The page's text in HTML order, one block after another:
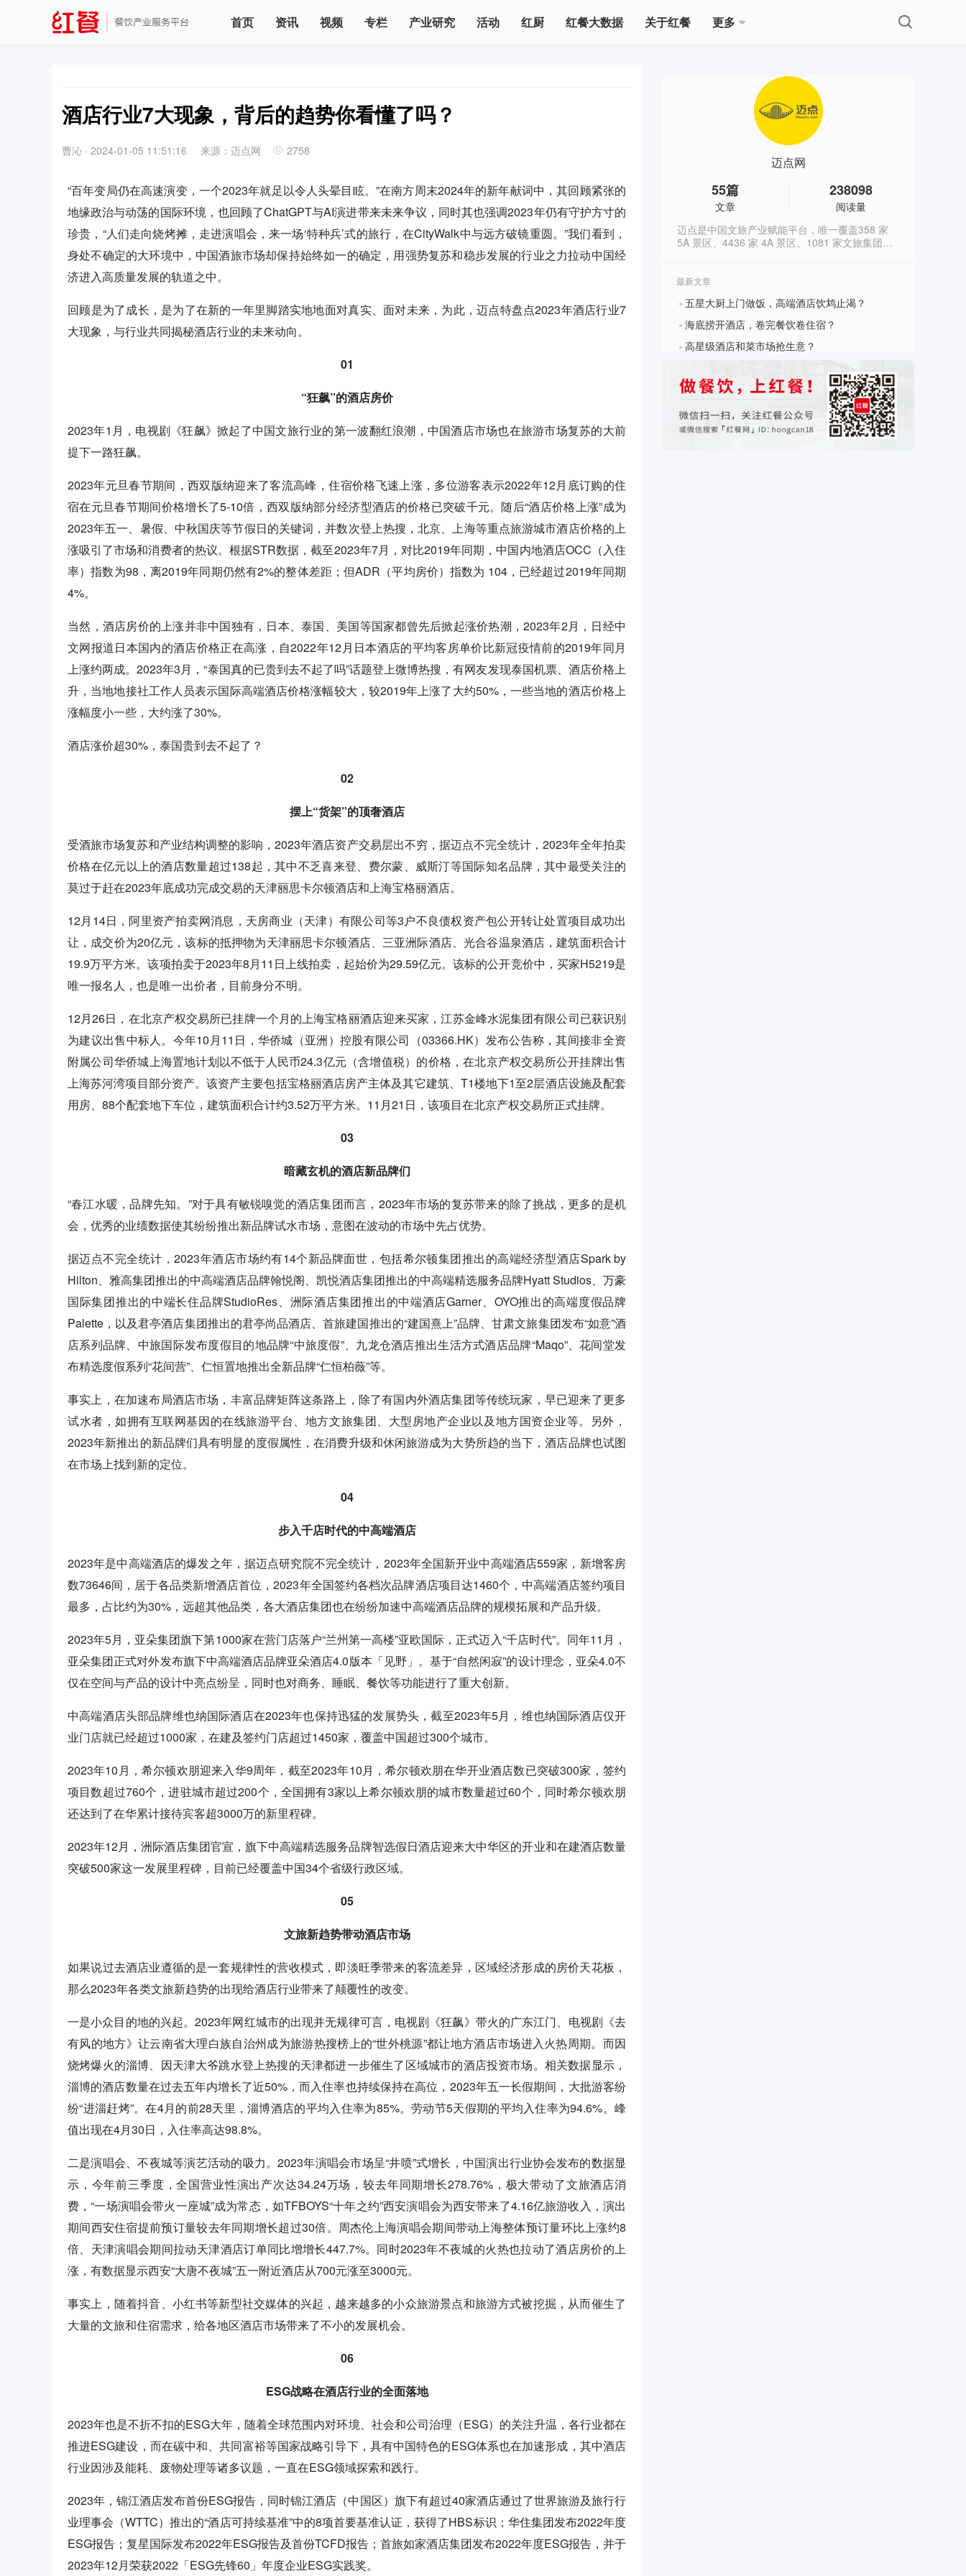
首页 资讯 视频 专栏 产业研究 活动 红厨 红餐大数据 关于红餐 更多
酒店行业7大现象，背后的趋势你看懂了吗？
曹沁 · 2024-01-05 11:51:16 来源：迈点网 2758
“百年变局仍在高速演变，一个2023年就足以令人头晕目眩。”在南方周末2024年的新年献词中，其回顾紧张的
地缘政治与动荡的国际环境，也回顾了ChatGPT与AI演进带来未来争议，同时其也强调2023年仍有守护方寸的
珍贵，“人们走向烧烤摊，走进演唱会，来一场‘特种兵’式的旅行，在CityWalk中与远方破镜重圆。”我们看到，
身处不确定的大环境中，中国酒旅市场却保持始终如一的确定，用强势复苏和稳步发展的行业之力拉动中国经
济进入高质量发展的轨道之中。
回顾是为了成长，是为了在新的一年里脚踏实地地面对真实、面对未来，为此，迈点特盘点2023年酒店行业7
大现象，与行业共同揭秘酒店行业的未来动向。
01
“狂飙”的酒店房价
2023年1月，电视剧《狂飙》掀起了中国文旅行业的第一波翻红浪潮，中国酒店市场也在旅游市场复苏的大前
提下一路狂飙。
2023年元旦春节期间，西双版纳迎来了客流高峰，住宿价格飞速上涨，多位游客表示2022年12月底订购的住
宿在元旦春节期间价格增长了5-10倍，西双版纳部分经济型酒店的价格已突破千元。随后“酒店价格上涨”成为
2023年五一、暑假、中秋国庆等节假日的关键词，并数次登上热搜，北京、上海等重点旅游城市酒店价格的上
涨吸引了市场和消费者的热议。根据STR数据，截至2023年7月，对比2019年同期，中国内地酒店OCC（入住
率）指数为98，离2019年同期仍然有2%的整体差距；但ADR（平均房价）指数为 104，已经超过2019年同期
4%。
当然，酒店房价的上涨并非中国独有，日本、泰国、美国等国家都曾先后掀起涨价热潮，2023年2月，日经中
文网报道日本国内的酒店价格正在高涨，自2022年12月日本酒店的平均客房单价比新冠疫情前的2019年同月
上涨约两成。2023年3月，“泰国真的已贵到去不起了吗”话题登上微博热搜，有网友发现泰国机票、酒店价格上
升，当地地接社工作人员表示国际高端酒店价格涨幅较大，较2019年上涨了大约50%，一些当地的酒店价格上
涨幅度小一些，大约涨了30%。
酒店涨价超30%，泰国贵到去不起了？
02
摆上“货架”的顶奢酒店
受酒旅市场复苏和产业结构调整的影响，2023年酒店资产交易层出不穷，据迈点不完全统计，2023年全年拍卖
价格在亿元以上的酒店数量超过138起，其中不乏喜来登、费尔蒙、威斯汀等国际知名品牌，其中最受关注的
莫过于赶在2023年底成功完成交易的天津丽思卡尔顿酒店和上海宝格丽酒店。
12月14日，阿里资产拍卖网消息，天房商业（天津）有限公司等3户不良债权资产包公开转让处置项目成功出
让，成交价为20亿元，该标的抵押物为天津丽思卡尔顿酒店、三亚洲际酒店、光合谷温泉酒店，建筑面积合计
19.9万平方米。该项拍卖于2023年8月11日上线拍卖，起始价为29.59亿元。该标的公开竞价中，买家H5219是
唯一报名人，也是唯一出价者，目前身分不明。
12月26日，在北京产权交易所已挂牌一个月的上海宝格丽酒店迎来买家，江苏金峰水泥集团有限公司已获识别
为建议出售中标人。今年10月11日，华侨城（亚洲）控股有限公司（03366.HK）发布公告称，其间接非全资
附属公司华侨城上海置地计划以不低于人民币24.3亿元（含增值税）的价格，在北京产权交易所公开挂牌出售
上海苏河湾项目部分资产。该资产主要包括宝格丽酒店房产主体及其它建筑、T1楼地下1至2层酒店设施及配套
用房、88个配套地下车位，建筑面积合计约3.52万平方米。11月21日，该项目在北京产权交易所正式挂牌。
03
暗藏玄机的酒店新品牌们
“春江水暖，品牌先知。”对于具有敏锐嗅觉的酒店集团而言，2023年市场的复苏带来的除了挑战，更多的是机
会，优秀的业绩数据使其纷纷推出新品牌试水市场，意图在波动的市场中先占优势。
据迈点不完全统计，2023年酒店市场约有14个新品牌面世，包括希尔顿集团推出的高端经济型酒店Spark by
Hilton、雅高集团推出的中高端酒店品牌翰悦阁、凯悦酒店集团推出的中高端精选服务品牌Hyatt Studios、万豪
国际集团推出的中端长住品牌StudioRes、洲际酒店集团推出的中端酒店Garner、OYO推出的高端度假品牌
Palette，以及君亭酒店集团推出的君亭尚品酒店、首旅建国推出的“建国熹上”品牌、甘肃文旅集团发布“如意”酒
店系列品牌、中旅国际发布度假目的地品牌“中旅度假”、九龙仓酒店推出生活方式酒店品牌“Maqo”、花间堂发
布精选度假系列“花间营”、仁恒置地推出全新品牌“仁恒柏薇”等。
事实上，在加速布局酒店市场，丰富品牌矩阵这条路上，除了有国内外酒店集团等传统玩家，早已迎来了更多
试水者，如拥有互联网基因的在线旅游平台、地方文旅集团、大型房地产企业以及地方国资企业等。另外，
2023年新推出的新品牌们具有明显的度假属性，在消费升级和休闲旅游成为大势所趋的当下，酒店品牌也试图
在市场上找到新的定位。
04
步入千店时代的中高端酒店
2023年是中高端酒店的爆发之年，据迈点研究院不完全统计，2023年全国新开业中高端酒店559家，新增客房
数73646间，居于各品类新增酒店首位，2023年全国签约各档次品牌酒店项目达1460个，中高端酒店签约项目
最多，占比约为30%，远超其他品类，各大酒店集团也在纷纷加速中高端酒店品牌的规模拓展和产品升级。
2023年5月，亚朵集团旗下第1000家在营门店落户“兰州第一高楼”亚欧国际，正式迈入“千店时代”。同年11月，
亚朵集团正式对外发布旗下中高端酒店品牌亚朵酒店4.0版本「见野」。基于“自然闲寂”的设计理念，亚朵4.0不
仅在空间与产品的设计中亮点纷呈，同时也对商务、睡眠、餐饮等功能进行了重大创新。
中高端酒店头部品牌维也纳国际酒店在2023年也保持迅猛的发展势头，截至2023年5月，维也纳国际酒店仅开
业门店就已经超过1000家，在建及签约门店超过1450家，覆盖中国超过300个城市。
2023年10月，希尔顿欢朋迎来入华9周年，截至2023年10月，希尔顿欢朋在华开业酒店数已突破300家，签约
项目数超过760个，进驻城市超过200个，全国拥有3家以上希尔顿欢朋的城市数量超过60个，同时希尔顿欢朋
还达到了在华累计接待宾客超3000万的新里程碑。
2023年12月，洲际酒店集团官宣，旗下中高端精选服务品牌智选假日酒店迎来大中华区的开业和在建酒店数量
突破500家这一发展里程碑，目前已经覆盖中国34个省级行政区域。
05
文旅新趋势带动酒店市场
如果说过去酒店业遵循的是一套规律性的营收模式，即淡旺季带来的客流差异，区域经济形成的房价天花板，
那么2023年各类文旅新趋势的出现给酒店行业带来了颠覆性的改变。
一是小众目的地的兴起。2023年网红城市的出现并无规律可言，电视剧《狂飙》带火的广东江门、电视剧《去
有风的地方》让云南省大理白族自治州成为旅游热搜榜上的“世外桃源”都让地方酒店市场进入火热周期。而因
烧烤爆火的淄博、因天津大爷跳水登上热搜的天津都进一步催生了区域城市的酒店投资市场。相关数据显示，
淄博的酒店数量在过去五年内增长了近50%，而入住率也持续保持在高位，2023年五一长假期间，大批游客纷
纷“进淄赶烤”。在4月的前28天里，淄博酒店的平均入住率为85%。劳动节5天假期的平均入住率为94.6%。峰
值出现在4月30日，入住率高达98.8%。
二是演唱会、不夜城等演艺活动的吸力。2023年演唱会市场呈“井喷”式增长，中国演出行业协会发布的数据显
示，今年前三季度，全国营业性演出产次达34.24万场，较去年同期增长278.76%，极大带动了文旅酒店消
费，“一场演唱会带火一座城”成为常态，如TFBOYS“十年之约”西安演唱会为西安带来了4.16亿旅游收入，演出
期间西安住宿提前预订量较去年同期增长超过30倍。周杰伦上海演唱会期间带动上海整体预订量环比上涨约8
倍、天津演唱会期间拉动天津酒店订单同比增增长447.7%。同时2023年不夜城的火热也拉动了酒店房价的上
涨，有数据显示西安“大唐不夜城”五一附近酒店从700元涨至3000元。
事实上，随着抖音、小红书等新型社交媒体的兴起，越来越多的小众旅游景点和旅游方式被挖掘，从而催生了
大量的文旅和住宿需求，给各地区酒店市场带来了不小的发展机会。
06
ESG战略在酒店行业的全面落地
2023年也是不折不扣的ESG大年，随着全球范围内对环境、社会和公司治理（ESG）的关注升温，各行业都在
推进ESG建设，而在碳中和、共同富裕等国家战略引导下，具有中国特色的ESG体系也在加速形成，其中酒店
行业因涉及能耗、废物处理等诸多议题，一直在ESG领域探索和践行。
2023年，锦江酒店发布首份ESG报告，同时锦江酒店（中国区）旗下有超过40家酒店通过了世界旅游及旅行行
业理事会（WTTC）推出的“酒店可持续基准”中的8项首要基准认证，获得了HBS标识；华住集团发布2022年度
ESG报告；复星国际发布2022年ESG报告及首份TCFD报告；首旅如家酒店集团发布2022年度ESG报告，并于
2023年12月荣获2022「ESG先锋60」年度企业ESG实践奖。
迈点网
55篇
文章
238098
阅读量
迈点是中国文旅产业赋能平台，唯一覆盖358 家
5A 景区、4436 家 4A 景区、1081 家文旅集团、
杭州东方网升科技股份有限公司（新三板上市，股
时具备媒体传播、数据研究、资源链接和商业陪跑
四重能力，以服务政府、文旅、酒店、景区和公寓
为主的文旅产业赋能平台，旗下拥有文旅头号媒
体“迈点网”与文旅大数据中心“迈点研究院”两大品
最新文章
? 五星大厨上门做饭，高端酒店饮鸩止渴？
? 海底捞开酒店，卷完餐饮卷住宿？
? 高星级酒店和菜市场抢生意？